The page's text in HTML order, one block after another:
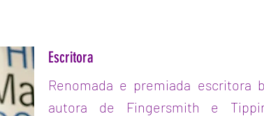
Escritora
Renomada e premiada escritora
autora de Fingersmith e